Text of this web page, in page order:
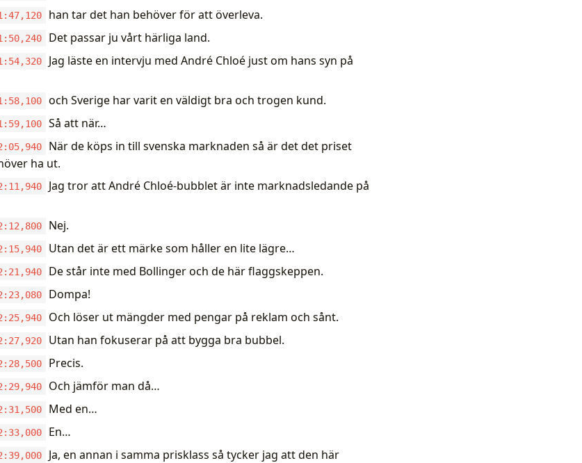
han tar det han behöver för att överleva.
Det passar ju vårt härliga land.
Jag läste en intervju med André Chloé just om hans syn på
och Sverige har varit en väldigt bra och trogen kund.
Så att när…
När de köps in till svenska marknaden så är det det priset
ha ut.
Jag tror att André Chloé-bubblet är inte marknadsledande på
Nej.
Utan det är ett märke som håller en lite lägre…
De står inte med Bollinger och de här flaggskeppen.
Dompa!
Och löser ut mängder med pengar på reklam och sånt.
Utan han fokuserar på att bygga bra bubbel.
Precis.
Och jämför man då…
Med en…
En…
Ja, en annan i samma prisklass så tycker jag att den här